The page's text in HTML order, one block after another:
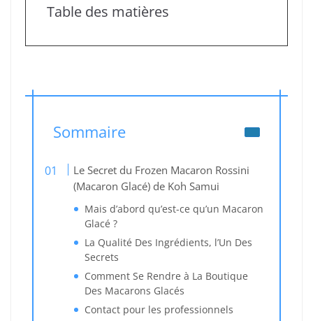
Table des matières
Sommaire
Le Secret du Frozen Macaron Rossini
(Macaron Glacé) de Koh Samui
Mais d’abord qu’est-ce qu’un Macaron
Glacé ?
La Qualité Des Ingrédients, l’Un Des
Secrets
Comment Se Rendre à La Boutique
Des Macarons Glacés
Contact pour les professionnels